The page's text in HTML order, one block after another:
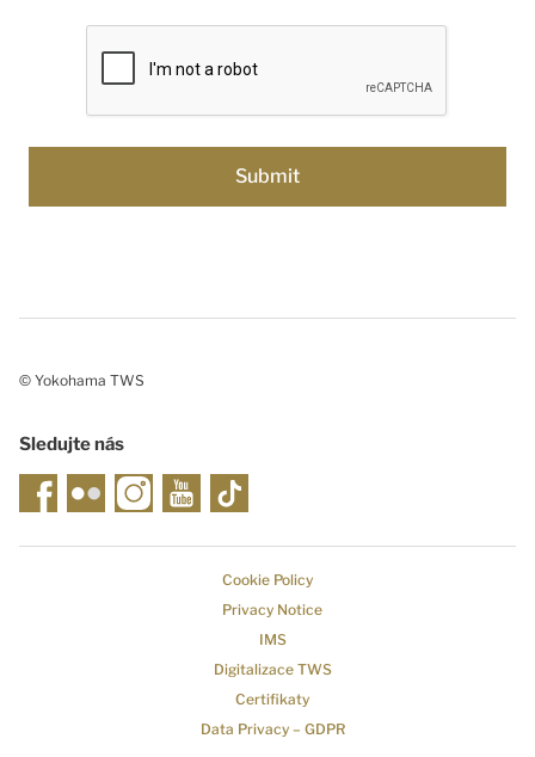
© Yokohama TWS
Sledujte nás
Cookie Policy
Privacy Notice
IMS
Digitalizace TWS
Certifikaty
Data Privacy – GDPR